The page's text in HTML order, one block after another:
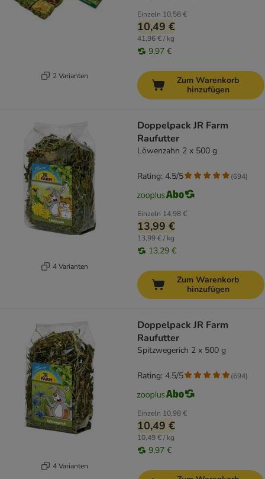
2 Varianten
Einzeln 10,58 €
10,49 €
41,96 € / kg
9,97 €
Zum Warenkorb
hinzufügen
4 Varianten
Doppelpack JR Farm
Raufutter
Löwenzahn 2 x 500 g
Einzeln 14,98 €
13,99 €
13,99 € / kg
13,29 €
Rating: 4.5/5 (694)
Zum Warenkorb
hinzufügen
4 Varianten
Doppelpack JR Farm
Raufutter
Spitzwegerich 2 x 500 g
Einzeln 10,98 €
10,49 €
10,49 € / kg
9,97 €
Rating: 4.5/5 (694)